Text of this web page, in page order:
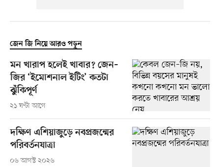
জেন জি নিয়ে আরও পড়ুন
মন খারাপ হলেই খাবার? জেন–
জির ‘ইমোশনাল ইটিং’ কতটা
ঝুঁকিপূর্ণ
২১ ঘণ্টা আগে
দক্ষিণ এশিয়াজুড়ে নবপ্রজন্মের
পরিবর্তনযাত্রা
০৬ আগস্ট ২০২৬